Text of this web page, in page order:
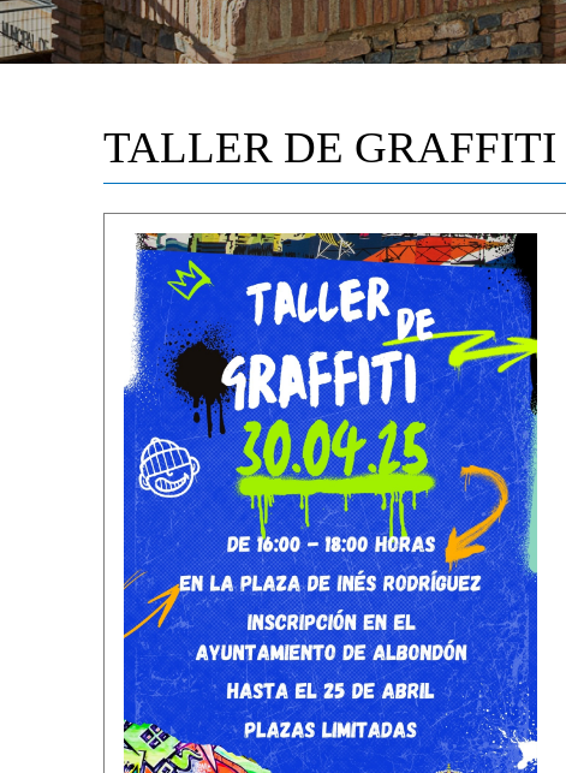
TALLER DE GRAFFITI